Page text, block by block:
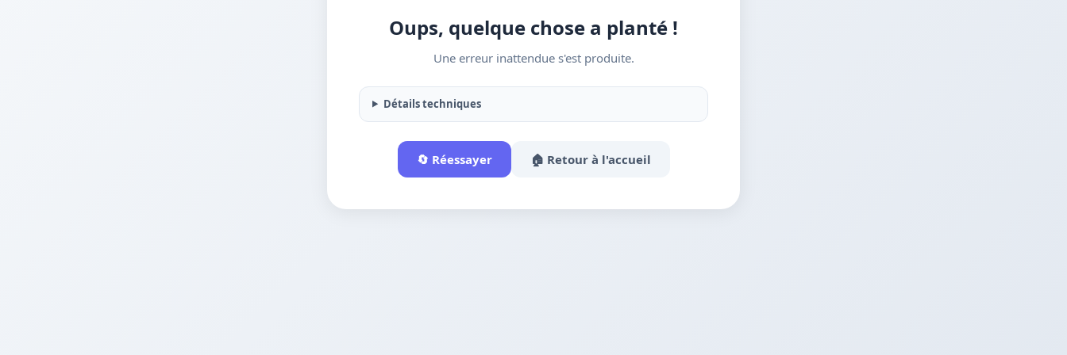
Oups, quelque chose a planté !
Une erreur inattendue s'est produite.
Détails techniques
🔄 Réessayer 🏠 Retour à l'accueil